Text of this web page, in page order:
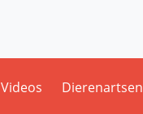
Videos Dierenartsen